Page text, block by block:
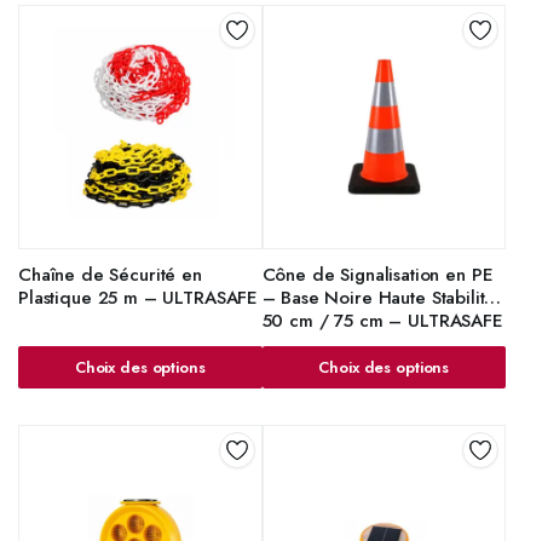
Chaîne de Sécurité en
Plastique 25 m – ULTRASAFE
Choix des options
Cône de Signalisation en PE
– Base Noire Haute Stabilité
50 cm / 75 cm – ULTRASAFE
Choix des options